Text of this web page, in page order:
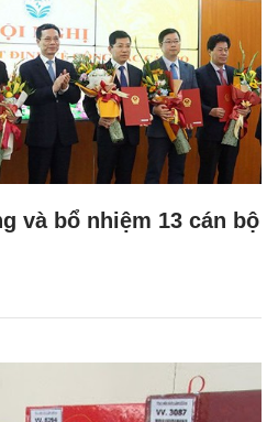
và bổ nhiệm 13 cán bộ